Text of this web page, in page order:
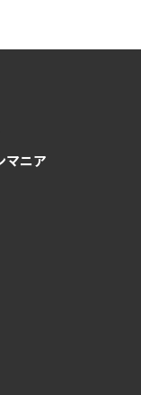
マニア